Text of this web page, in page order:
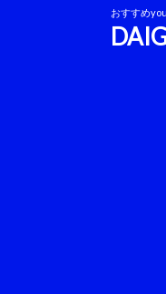
おすすめ